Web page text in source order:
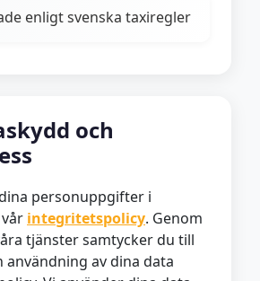
enligt svenska taxiregler
och
personuppgifter i
integritetspolicy. Genom
tjänster samtycker du till
användning av dina data